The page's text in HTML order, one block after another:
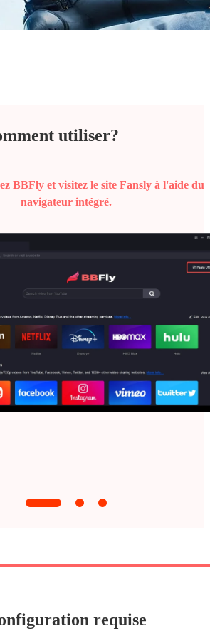
utiliser?
BBFly et visitez le site Fansly à l'aide du
navigateur intégré.
requise